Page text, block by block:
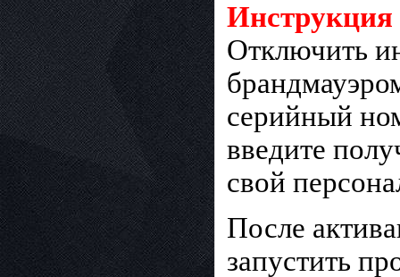
Инструкция
Отключить
серийный
введите
свой
После
запустить